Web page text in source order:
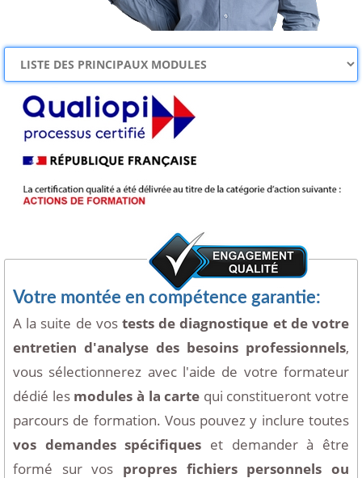
Votre montée en compétence garantie:
A la suite de vos tests de diagnostique et de votre
entretien d'analyse des besoins professionnels,
vous sélectionnerez avec l'aide de votre formateur
dédié les modules à la carte qui constitueront votre
parcours de formation. Vous pouvez y inclure toutes
vos demandes spécifiques et demander à être
formé sur vos propres fichiers personnels ou